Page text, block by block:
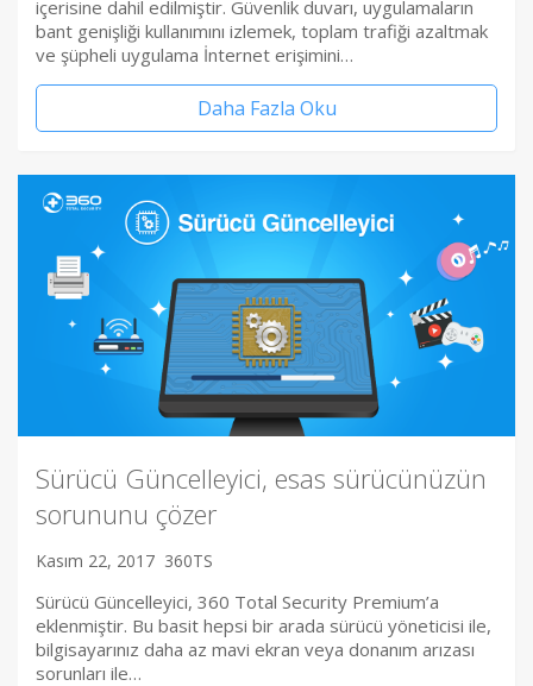
içerisine dahil edilmiştir. Güvenlik duvarı, uygulamaların
bant genişliği kullanımını izlemek, toplam trafiği azaltmak
ve şüpheli uygulama İnternet erişimini…
Daha Fazla Oku
Sürücü Güncelleyici, esas sürücünüzün
sorununu çözer
Kasım 22, 2017 360TS
Sürücü Güncelleyici, 360 Total Security Premium’a
eklenmiştir. Bu basit hepsi bir arada sürücü yöneticisi ile,
bilgisayarınız daha az mavi ekran veya donanım arızası
sorunları ile…